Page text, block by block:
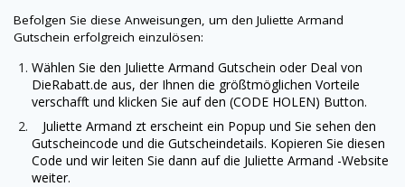
Befolgen Sie diese Anweisungen, um den Juliette Armand
Gutschein erfolgreich einzulösen:
Wählen Sie den Juliette Armand Gutschein oder Deal von
DieRabatt.de aus, der Ihnen die größtmöglichen Vorteile
verschafft und klicken Sie auf den (CODE HOLEN) Button.
Juliette Armand zt erscheint ein Popup und Sie sehen den
Gutscheincode und die Gutscheindetails. Kopieren Sie diesen
Code und wir leiten Sie dann auf die Juliette Armand -Website
weiter.